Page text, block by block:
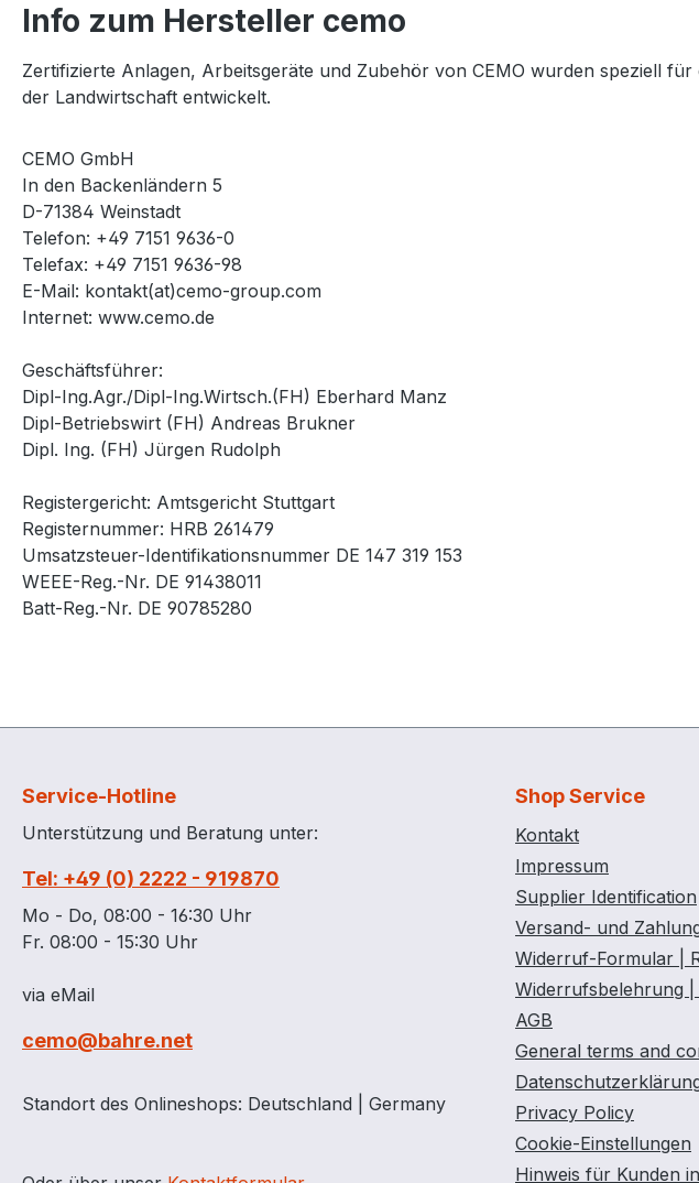
Info zum Hersteller cemo
Zertifizierte Anlagen, Arbeitsgeräte und Zubehör von CEMO wurden speziell
der Landwirtschaft entwickelt.
CEMO GmbH
In den Backenländern 5
D-71384 Weinstadt
Telefon: +49 7151 9636-0
Telefax: +49 7151 9636-98
E-Mail: kontakt(at)cemo-group.com
Internet: www.cemo.de
Geschäftsführer:
Dipl-Ing.Agr./Dipl-Ing.Wirtsch.(FH) Eberhard Manz
Dipl-Betriebswirt (FH) Andreas Brukner
Dipl. Ing. (FH) Jürgen Rudolph
Registergericht: Amtsgericht Stuttgart
Registernummer: HRB 261479
Umsatzsteuer-Identifikationsnummer DE 147 319 153
WEEE-Reg.-Nr. DE 91438011
Batt-Reg.-Nr. DE 90785280
Service-Hotline
Unterstützung und Beratung unter:
Tel: +49 (0) 2222 - 919870
Mo - Do, 08:00 - 16:30 Uhr
Fr. 08:00 - 15:30 Uhr
via eMail
cemo@bahre.net
Standort des Onlineshops: Deutschland | Germany
Shop Service
Kontakt
Impressum
Supplier Identification
Versand- und
Widerruf-Formular |
Widerrufsbelehrung
AGB
General terms and
Privacy Policy
Cookie-Einstellungen
Hinweis für Kunden